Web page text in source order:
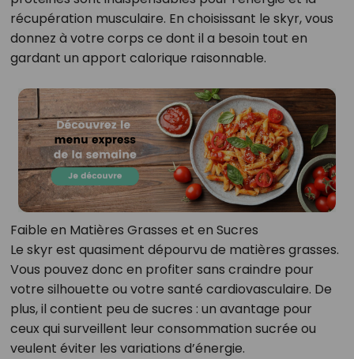
récupération musculaire. En choisissant le skyr, vous
donnez à votre corps ce dont il a besoin tout en
gardant un apport calorique raisonnable.
Faible en Matières Grasses et en Sucres
Le skyr est quasiment dépourvu de matières grasses.
Vous pouvez donc en profiter sans craindre pour
votre silhouette ou votre santé cardiovasculaire. De
plus, il contient peu de sucres : un avantage pour
ceux qui surveillent leur consommation sucrée ou
veulent éviter les variations d’énergie.